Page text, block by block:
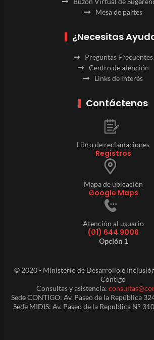
Mesa de partes
¿Necesitas
Preguntas Frecuentes
Centro de atención
Links de interés
Contáctenos
Libro de reclamaciones
Registros
Mapa de ubicación
Google Maps
Atención al usuario
(01) 644 9006
Opción 1
© 2020 - Ministerio de Desarrollo e
Contigo
Consultas y asistencia:
Sede CONTIGO: Av. Paseo de la República
Sede MIDIS: Av. Paseo de la Republica N°